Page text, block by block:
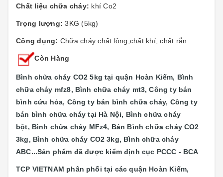
Chất liệu chữa cháy: khí Co2
Trọng lượng: 3KG (5kg)
Công dụng: Chữa cháy chất lỏng,chất khí, chất rắn
Còn Hàng
Bình chữa cháy CO2 5kg tại quận Hoàn Kiếm, Bình
chữa cháy mfz8, Bình chữa cháy mt3, Công ty bán
bình cứu hỏa, Công ty bán bình chữa cháy, Công ty
bán bình chữa cháy tại Hà Nội, Bình chữa cháy
bột, Bình chữa cháy MFz4, Bán Bình chữa cháy CO2
3kg, Bình chữa cháy CO2 3kg, Bình chữa cháy
ABC...Sản phẩm đã được kiểm định cục PCCC - BCA
TCP VIETNAM phân phối tại các quận Hoàn Kiếm,